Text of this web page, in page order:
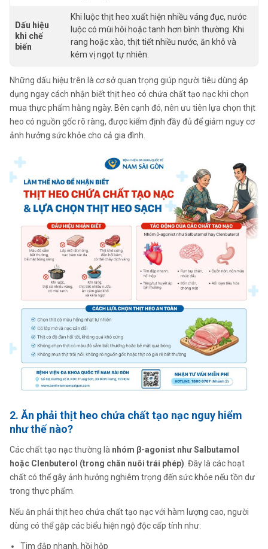
Dấu hiệu
khi chế
biến
Khi luộc thịt heo xuất hiện nhiều váng đục, nước
luộc có mùi hôi hoặc tanh hơn bình thường. Khi
rang hoặc xào, thịt tiết nhiều nước, ăn khô và
kém vị ngọt tự nhiên.
Những dấu hiệu trên là cơ sở quan trọng giúp người tiêu dùng áp
dụng ngay cách nhận biết thịt heo có chứa chất tạo nạc khi chọn
mua thực phẩm hằng ngày. Bên cạnh đó, nên ưu tiên lựa chọn thịt
heo có nguồn gốc rõ ràng, được kiểm định đầy đủ để giảm nguy cơ
ảnh hưởng sức khỏe cho cả gia đình.
2. Ăn phải thịt heo chứa chất tạo nạc nguy hiểm
như thế nào?
Các chất tạo nạc thường là nhóm β-agonist như Salbutamol
hoặc Clenbuterol (trong chăn nuôi trái phép) . Đây là các hoạt
chất có thể gây ảnh hưởng nghiêm trọng đến sức khỏe nếu tồn dư
trong thực phẩm.
Nếu ăn phải thịt heo chứa chất tạo nạc với hàm lượng cao, người
dùng có thể gặp các biểu hiện ngộ độc cấp tính như:
Tim đập nhanh, hồi hộp